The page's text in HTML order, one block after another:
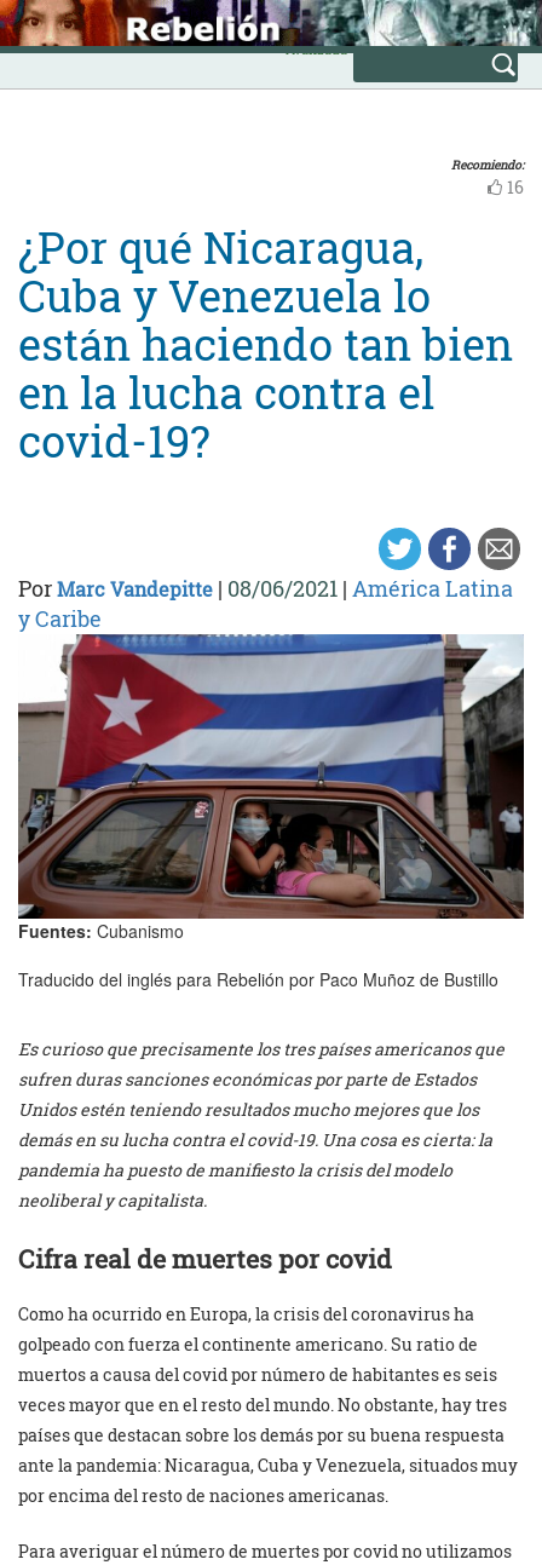
Skip
to
content
INICIO
Avanzada
Recomiendo:
16
¿Por qué Nicaragua,
Cuba y Venezuela lo
están haciendo tan bien
en la lucha contra el
covid-19?
PorMarc Vandepitte | 08/06/2021 | América Latina
y Caribe
Fuentes: Cubanismo
Traducido del inglés para Rebelión por Paco Muñoz de Bustillo
Es curioso que precisamente los tres países americanos que
sufren duras sanciones económicas por parte de Estados
Unidos estén teniendo resultados mucho mejores que los
demás en su lucha contra el covid-19. Una cosa es cierta: la
pandemia ha puesto de manifiesto la crisis del modelo
neoliberal y capitalista.
Cifra real de muertes por covid
Como ha ocurrido en Europa, la crisis del coronavirus ha
golpeado con fuerza el continente americano. Su ratio de
muertos a causa del covid por número de habitantes es seis
veces mayor que en el resto del mundo. No obstante, hay tres
países que destacan sobre los demás por su buena respuesta
ante la pandemia: Nicaragua, Cuba y Venezuela, situados muy
por encima del resto de naciones americanas.
Para averiguar el número de muertes por covid no utilizamos